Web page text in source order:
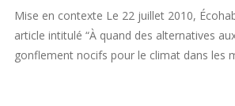
Mise en contexte Le 22 juillet 2010,
article intitulé “À quand des alternatives
gonflement nocifs pour le climat dans les